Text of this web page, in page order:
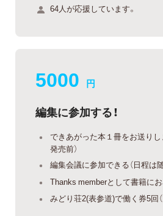
64人が応援しています。
5000 円
編集に参加する！
できあがった本１冊をお送りし
発売前）
編集会議に参加できる（日程は
Thanks memberとして書籍に
みどり荘2(表参道)で働く券5回（